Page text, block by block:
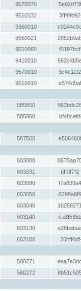
9570070
9510132
9360010
9550021
9510060
9410010
9570010
9510010
585850
585860
587500
603000
603031
603080
603050
603040
603140
603130
603100
580271
580272